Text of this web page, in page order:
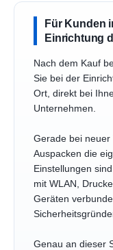
Für Kunden
Einrichtung
Nach dem Kauf
Sie bei der
Ort, direkt bei
Unternehmen.
Gerade bei neuer
Auspacken die
Einstellungen
mit WLAN,
Geräten
Genau an dieser